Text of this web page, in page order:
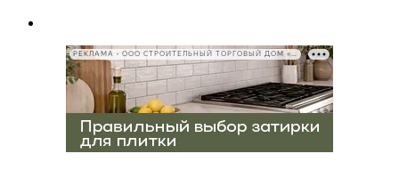
РЕКЛАМА • ООО СТРОИТЕЛЬНЫЙ ТОРГОВЫЙ ДОМ «ПЕТРОВИЧ», ИНН 7802348846